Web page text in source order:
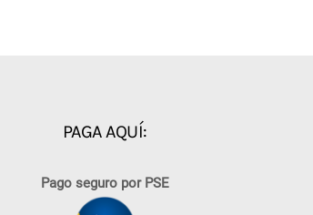
PAGA AQUÍ:
Pago seguro por PSE